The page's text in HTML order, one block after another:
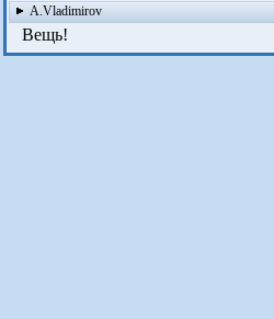
A.Vladimirov
Вещь!